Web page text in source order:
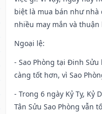
biệt là mua bán như nhà
nhiều may mắn và thuận
Ngoại lệ:
- Sao Phòng tại Đinh Sửu
càng tốt hơn, vì Sao
- Trong 6 ngày Kỷ Tỵ, Kỷ
Tân Sửu Sao Phòng vẫn